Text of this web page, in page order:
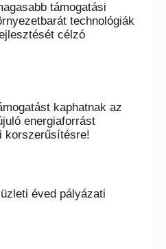
támogatási
technológiák
célzó
kaphatnak az
energiaforrást
korszerűsítésre!
éved pályázati